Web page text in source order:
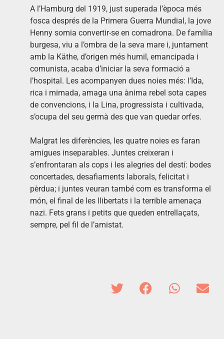
A l’Hamburg del 1919, just superada l’època més
fosca després de la Primera Guerra Mundial, la jove
Henny somia convertir-se en comadrona. De família
burgesa, viu a l’ombra de la seva mare i, juntament
amb la Käthe, d’origen més humil, emancipada i
comunista, acaba d’iniciar la seva formació a
l’hospital. Les acompanyen dues noies més: l’Ida,
rica i mimada, amaga una ànima rebel sota capes
de convencions, i la Lina, progressista i cultivada,
s’ocupa del seu germà des que van quedar orfes.
Malgrat les diferències, les quatre noies es faran
amigues inseparables. Juntes creixeran i
s’enfrontaran als cops i les alegries del destí: bodes
concertades, desafiaments laborals, felicitat i
pèrdua; i juntes veuran també com es transforma el
món, el final de les llibertats i la terrible amenaça
nazi. Fets grans i petits que queden entrellaçats,
sempre, pel fil de l’amistat.